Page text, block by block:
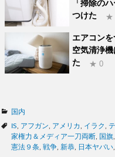
「掃除の
つけた
★
エアコン
空気清浄
た
★ 0
カ
テ
ゴ
リ
国内
タ
グ
IS アフガン アメリカ イラク
家権力＆メディア一刀両断
国旗
憲法９条 戦争 新恭 日本ヤバい